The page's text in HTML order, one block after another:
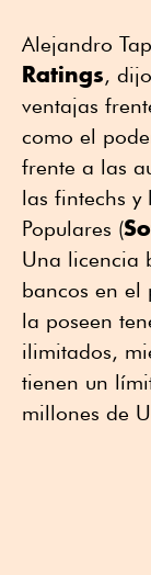
Alejandro
Ratings,
ventajas
como el
frente a las
las fintechs y
Populares (
Una licencia
bancos en el
la poseen
ilimitados,
tienen un
millones de